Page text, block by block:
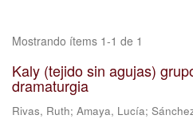
Mostrando ítems 1-1 de 1
Kaly (tejido sin agujas)
dramaturgia
Rivas, Ruth; Amaya, Lucía;